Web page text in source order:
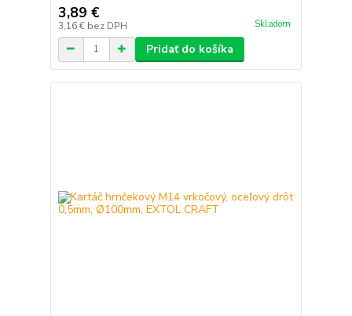
3,89 €
3,16 € bez DPH Skladom
Pridať do košíka